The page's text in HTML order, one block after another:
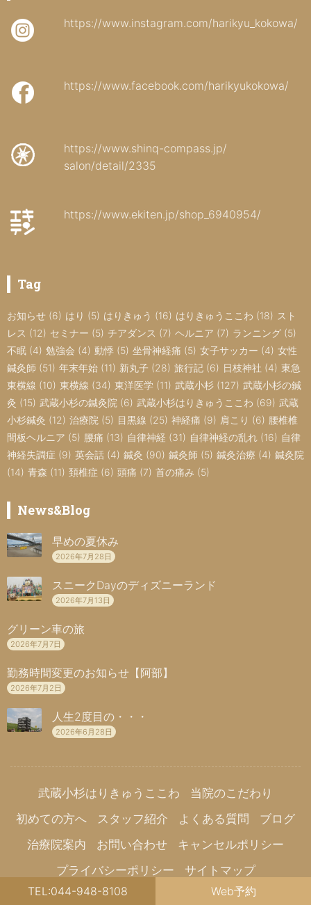
TEL:044-948-8108 Web予約
https://www.instagram.com/harikyu_kokowa/
https://www.facebook.com/harikyukokowa/
https://www.shinq-compass.jp/
salon/detail/2335
https://www.ekiten.jp/shop_6940954/
Tag
お知らせ (6) はり (5) はりきゅう (16) はりきゅうここわ (18) スト
レス (12) セミナー (5) チアダンス (7) ヘルニア (7) ランニング (5)
不眠 (4) 勉強会 (4) 動悸 (5) 坐骨神経痛 (5) 女子サッカー (4) 女性
鍼灸師 (51) 年末年始 (11) 新丸子 (28) 旅行記 (6) 日枝神社 (4) 東急
東横線 (10) 東横線 (34) 東洋医学 (11) 武蔵小杉 (127) 武蔵小杉の鍼
灸 (15) 武蔵小杉の鍼灸院 (6) 武蔵小杉はりきゅうここわ (69) 武蔵
小杉鍼灸 (12) 治療院 (5) 目黒線 (25) 神経痛 (9) 肩こり (6) 腰椎椎
間板ヘルニア (5) 腰痛 (13) 自律神経 (31) 自律神経の乱れ (16) 自律
神経失調症 (9) 英会話 (4) 鍼灸 (90) 鍼灸師 (5) 鍼灸治療 (4) 鍼灸院
(14) 青森 (11) 頚椎症 (6) 頭痛 (7) 首の痛み (5)
News&Blog
早めの夏休み
2026年7月28日
スニークDayのディズニーランド
2026年7月13日
グリーン車の旅
2026年7月7日
勤務時間変更のお知らせ【阿部】
2026年7月2日
人生2度目の・・・
2026年6月28日
武蔵小杉はりきゅうここわ
当院のこだわり
初めての方へ
スタッフ紹介 よくある質問
ブログ
治療院案内
お問い合わせ
キャンセルポリシー
プライバシーポリシー
サイトマップ
Hestia、作成者: ThemeIsle